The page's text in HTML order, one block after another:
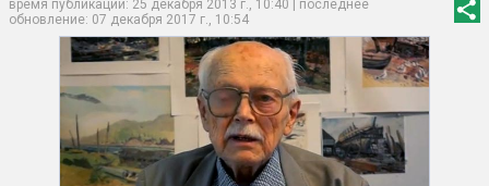
время публикации: 25 декабря 2013 г., 10:40 | последнее
обновление: 07 декабря 2017 г., 10:54